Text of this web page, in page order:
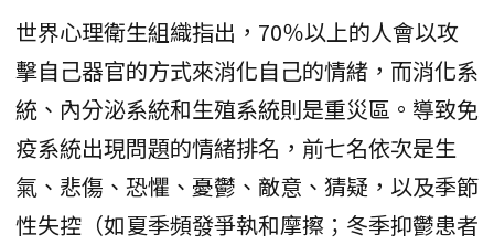
世界心理衛生組織指出，70％以上的人會以攻
擊自己器官的方式來消化自己的情緒，而消化系
統、內分泌系統和生殖系統則是重災區。導致免
疫系統出現問題的情緒排名，前七名依次是生
氣、悲傷、恐懼、憂鬱、敵意、猜疑，以及季節
性失控（如夏季頻發爭執和摩擦；冬季抑鬱患者